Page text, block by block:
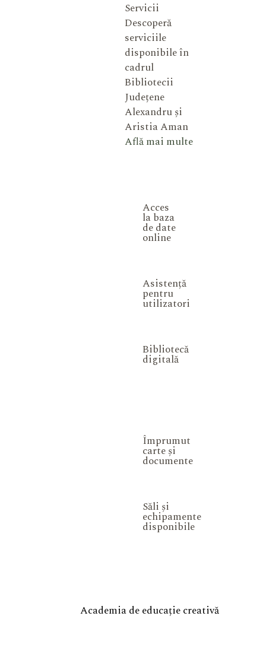
Servicii
Descoperă
serviciile
disponibile în
cadrul
Bibliotecii
Județene
Alexandru și
Aristia Aman
Află mai multe
Acces
la baza
de date
online
Asistență
pentru
utilizatori
Bibliotecă
digitală
Împrumut
carte și
documente
Săli și
echipamente
disponibile
Academia de educație creativă